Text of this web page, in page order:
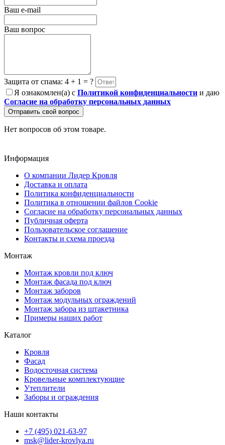
Ваш e-mail
Ваш вопрос
Защита от спама: 4 + 1 = ?
Я ознакомлен(а) с Политикой конфиденциальности и даю
Согласие на обработку персональных данных
Отправить свой вопрос
Нет вопросов об этом товаре.
Информация
О компании Лидер Кровля
Доставка и оплата
Политика конфиденциальности
Политика в отношении файлов Cookie
Согласие на обработку персональных данных
Публичная оферта
Пользовательское соглашение
Контакты и схема проезда
Монтаж
Монтаж кровли под ключ
Монтаж фасада под ключ
Монтаж заборов
Монтаж модульных ограждений
Монтаж забора из штакетника
Примеры наших работ
Каталог
Кровля
Фасад
Водосточная система
Кровельные комплектующие
Утеплители
Заборы и ограждения
Наши контакты
+7 (495) 021-63-97
msk@lider-krovlya.ru